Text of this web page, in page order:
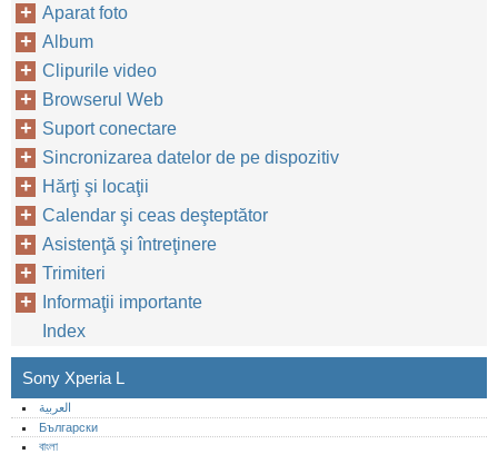
Aparat foto
Album
Clipurile video
Browserul Web
Suport conectare
Sincronizarea datelor de pe dispozitiv
Hărţi şi locaţii
Calendar şi ceas deşteptător
Asistenţă şi întreţinere
Trimiteri
Informaţii importante
Index
Sony Xperia L
العربية
Български
বাংলা